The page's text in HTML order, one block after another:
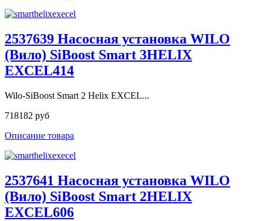
2537639 Насосная установка WILO
(Вило) SiBoost Smart 3HELIX
EXCEL414
Wilo-SiBoost Smart 2 Helix EXCEL...
718182 руб
Описание товара
2537641 Насосная установка WILO
(Вило) SiBoost Smart 2HELIX
EXCEL606